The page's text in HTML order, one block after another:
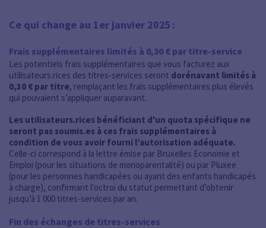
Ce qui change au 1er janvier 2025 :
Frais supplémentaires limités à 0,30 € par titre-service
Les potentiels frais supplémentaires que vous facturez aux
utilisateurs.rices des titres-services seront dorénavant limités à
0,30 € par titre, remplaçant les frais supplémentaires plus élevés
qui pouvaient s’appliquer auparavant.
Les utilisateurs.rices bénéficiant d'un quota spécifique ne
seront pas soumis.es à ces frais supplémentaires à
condition de vous avoir fourni l’autorisation adéquate.
Celle-ci correspond à la lettre émise par Bruxelles Economie et
Emploi (pour les situations de monoparentalité) ou par Pluxee
(pour les personnes handicapées ou ayant des enfants handicapés
à charge), confirmant l'octroi du statut permettant d’obtenir
jusqu’à 1 000 titres-services par an.
Fin des échanges de titres-services